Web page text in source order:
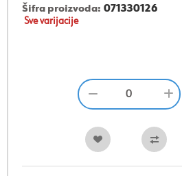
Šifra proizvoda: 071330126
Sve varijacije